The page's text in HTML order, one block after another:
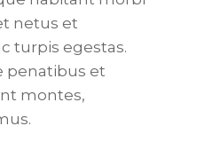
netus et
turpis egestas.
penatibus et
montes,